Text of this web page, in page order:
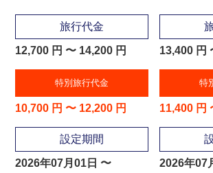
旅行代金
12,700 円 〜 14,200 円
特別旅行代金
10,700 円 〜 12,200 円
設定期間
2026年07月01日 〜
13,400 円
特
11,400 円
2026年07